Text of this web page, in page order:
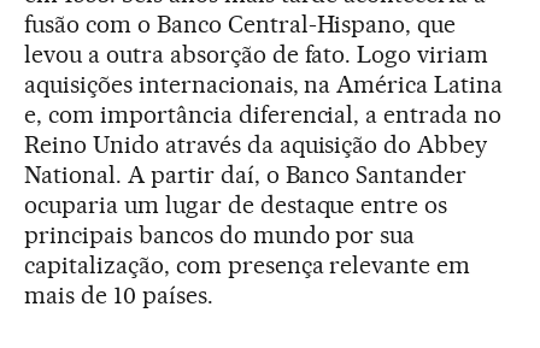
fusão com o Banco Central-Hispano, que
levou a outra absorção de fato. Logo viriam
aquisições internacionais, na América Latina
e, com importância diferencial, a entrada no
Reino Unido através da aquisição do Abbey
National. A partir daí, o Banco Santander
ocuparia um lugar de destaque entre os
principais bancos do mundo por sua
capitalização, com presença relevante em
mais de 10 países.